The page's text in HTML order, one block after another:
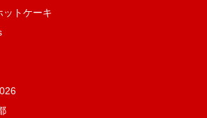
トケーキ